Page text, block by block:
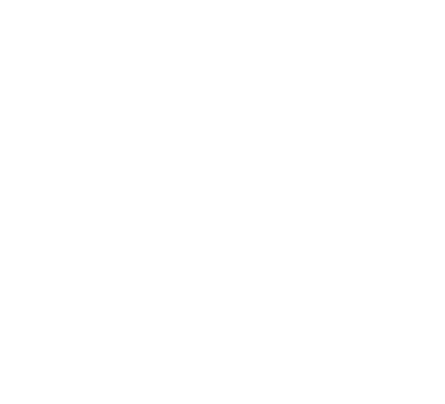
1 dne po příletu (pobyt min.7 nocí).